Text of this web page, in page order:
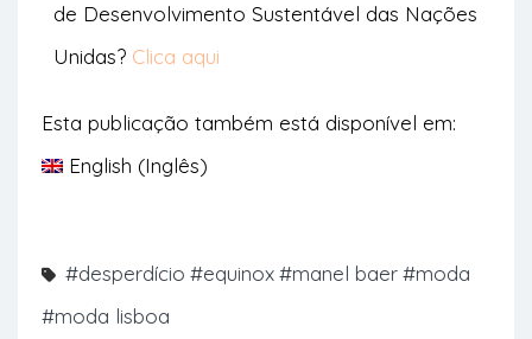
de Desenvolvimento Sustentável das Nações
Unidas? Clica aqui
Esta publicação também está disponível em:
English (Inglês)
#desperdício #equinox#manel baer#moda
#moda lisboa